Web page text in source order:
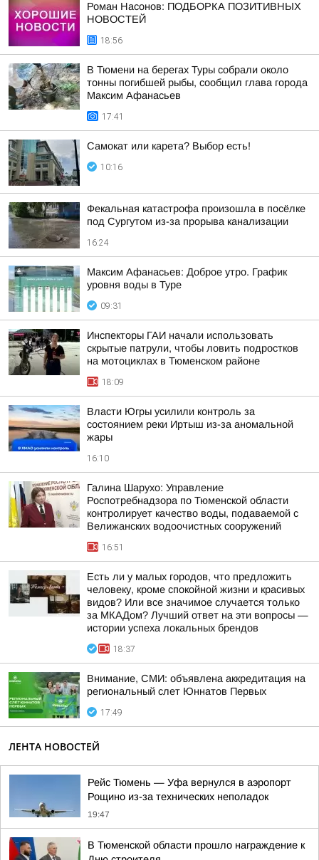
Роман Насонов: ПОДБОРКА ПОЗИТИВНЫХ
НОВОСТЕЙ
18:56
В Тюмени на берегах Туры собрали около
тонны погибшей рыбы, сообщил глава города
Максим Афанасьев
17:41
Самокат или карета? Выбор есть!
10:16
Фекальная катастрофа произошла в посёлке
под Сургутом из-за прорыва канализации
16:24
Максим Афанасьев: Доброе утро. График
уровня воды в Туре
09:31
Инспекторы ГАИ начали использовать
скрытые патрули, чтобы ловить подростков
на мотоциклах в Тюменском районе
18:09
Власти Югры усилили контроль за
состоянием реки Иртыш из-за аномальной
жары
16:10
Галина Шарухо: Управление
Роспотребнадзора по Тюменской области
контролирует качество воды, подаваемой с
Велижанских водоочистных сооружений
16:51
Есть ли у малых городов, что предложить
человеку, кроме спокойной жизни и красивых
видов? Или все значимое случается только
за МКАДом? Лучший ответ на эти вопросы —
истории успеха локальных брендов
18:37
Внимание, СМИ: объявлена аккредитация на
региональный слет Юннатов Первых
17:49
ЛЕНТА НОВОСТЕЙ
Рейс Тюмень — Уфа вернулся в аэропорт
Рощино из-за технических неполадок
19:47
В Тюменской области прошло награждение к